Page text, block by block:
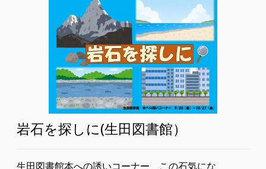
岩石を探しに(生田図書館）
生田図書館本への誘いコーナー ​この石気にな